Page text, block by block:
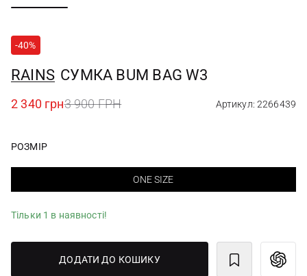
-40%
RAINS СУМКА BUM BAG W3
2 340 грн3 900 ГРН Артикул: 2266439
РОЗМІР
ONE SIZE
Тільки 1 в наявності!
ДОДАТИ ДО КОШИКУ